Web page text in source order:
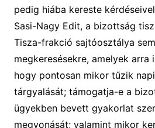
pedig hiába kereste
Sasi-Nagy Edit, a bizottság
Tisza-frakció sajtóosztálya
megkeresésekre, amelyek arra
hogy pontosan mikor tűzik
tárgyalását; támogatja-e a
ügyekben bevett gyakorlat
megvonását; valamint mikor